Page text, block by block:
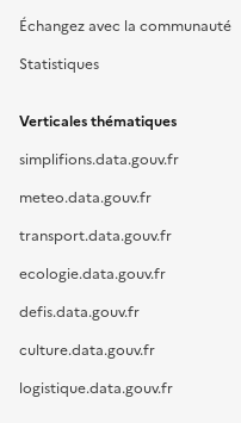
Échangez avec la communauté
Statistiques
Verticales thématiques
simplifions.data.gouv.fr
meteo.data.gouv.fr
transport.data.gouv.fr
ecologie.data.gouv.fr
defis.data.gouv.fr
culture.data.gouv.fr
logistique.data.gouv.fr